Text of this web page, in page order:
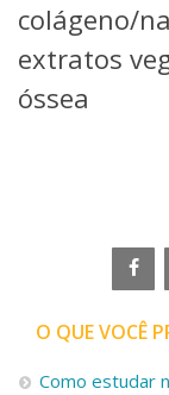
Ensino
Graduação
Pós-
Centros,
Pós-
Iniciação
Empresas
Extensão à
colágeno/
extratos
óssea
O QUE VOCÊ
Como estudar